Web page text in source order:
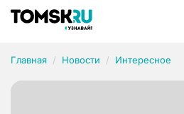
Главная Новости Интересное